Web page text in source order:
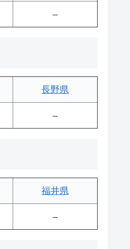
–
長野県
–
福井県
–